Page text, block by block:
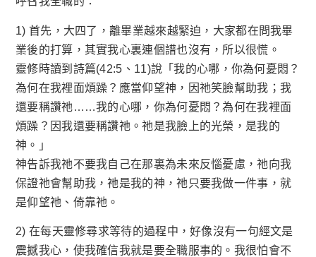
1) 首先，大四了，離畢業越來越緊迫，大家都在問我畢
業後的打算，其實我心裏連個譜也沒有，所以很慌。
靈修時讀到詩篇(42:5、11)說「我的心哪，你為何憂悶？
為何在我裡面煩躁？應當仰望神，因祂笑臉幫助我；我
還要稱讚祂……我的心哪，你為何憂悶？為何在我裡面
煩躁？因我還要稱讚祂。祂是我臉上的光榮，是我的
神。」
神告訴我祂不要我自己在那裏為未來反惱憂慮，祂向我
保證祂會幫助我，祂是我的神，祂只要我做一件事，就
是仰望祂、倚靠祂。
2) 在每天靈修尋求等待的過程中，好像沒有一句經文是
震撼我心，使我確信我就是要全職服事的。我很怕會不